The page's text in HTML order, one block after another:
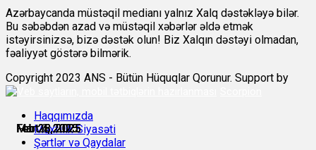
Feb 28, 2025
Feb 28, 2025
Feb 28, 2025
Mart 3, 2025
Mart 4, 2025
Mart 4, 2025
Azərbaycanda müstəqil medianı yalnız Xalq dəstəkləyə bilər.
Bu səbəbdən azad və müstəqil xəbərlər əldə etmək
istəyirsinizsə, bizə dəstək olun! Biz Xalqın dəstəyi olmadan,
fəaliyyət göstərə bilmərik.
Copyright 2023 ANS - Bütün Hüquqlar Qorunur. Support by
Haqqımızda
Məxfilik Siyasəti
Şərtlər və Qaydalar